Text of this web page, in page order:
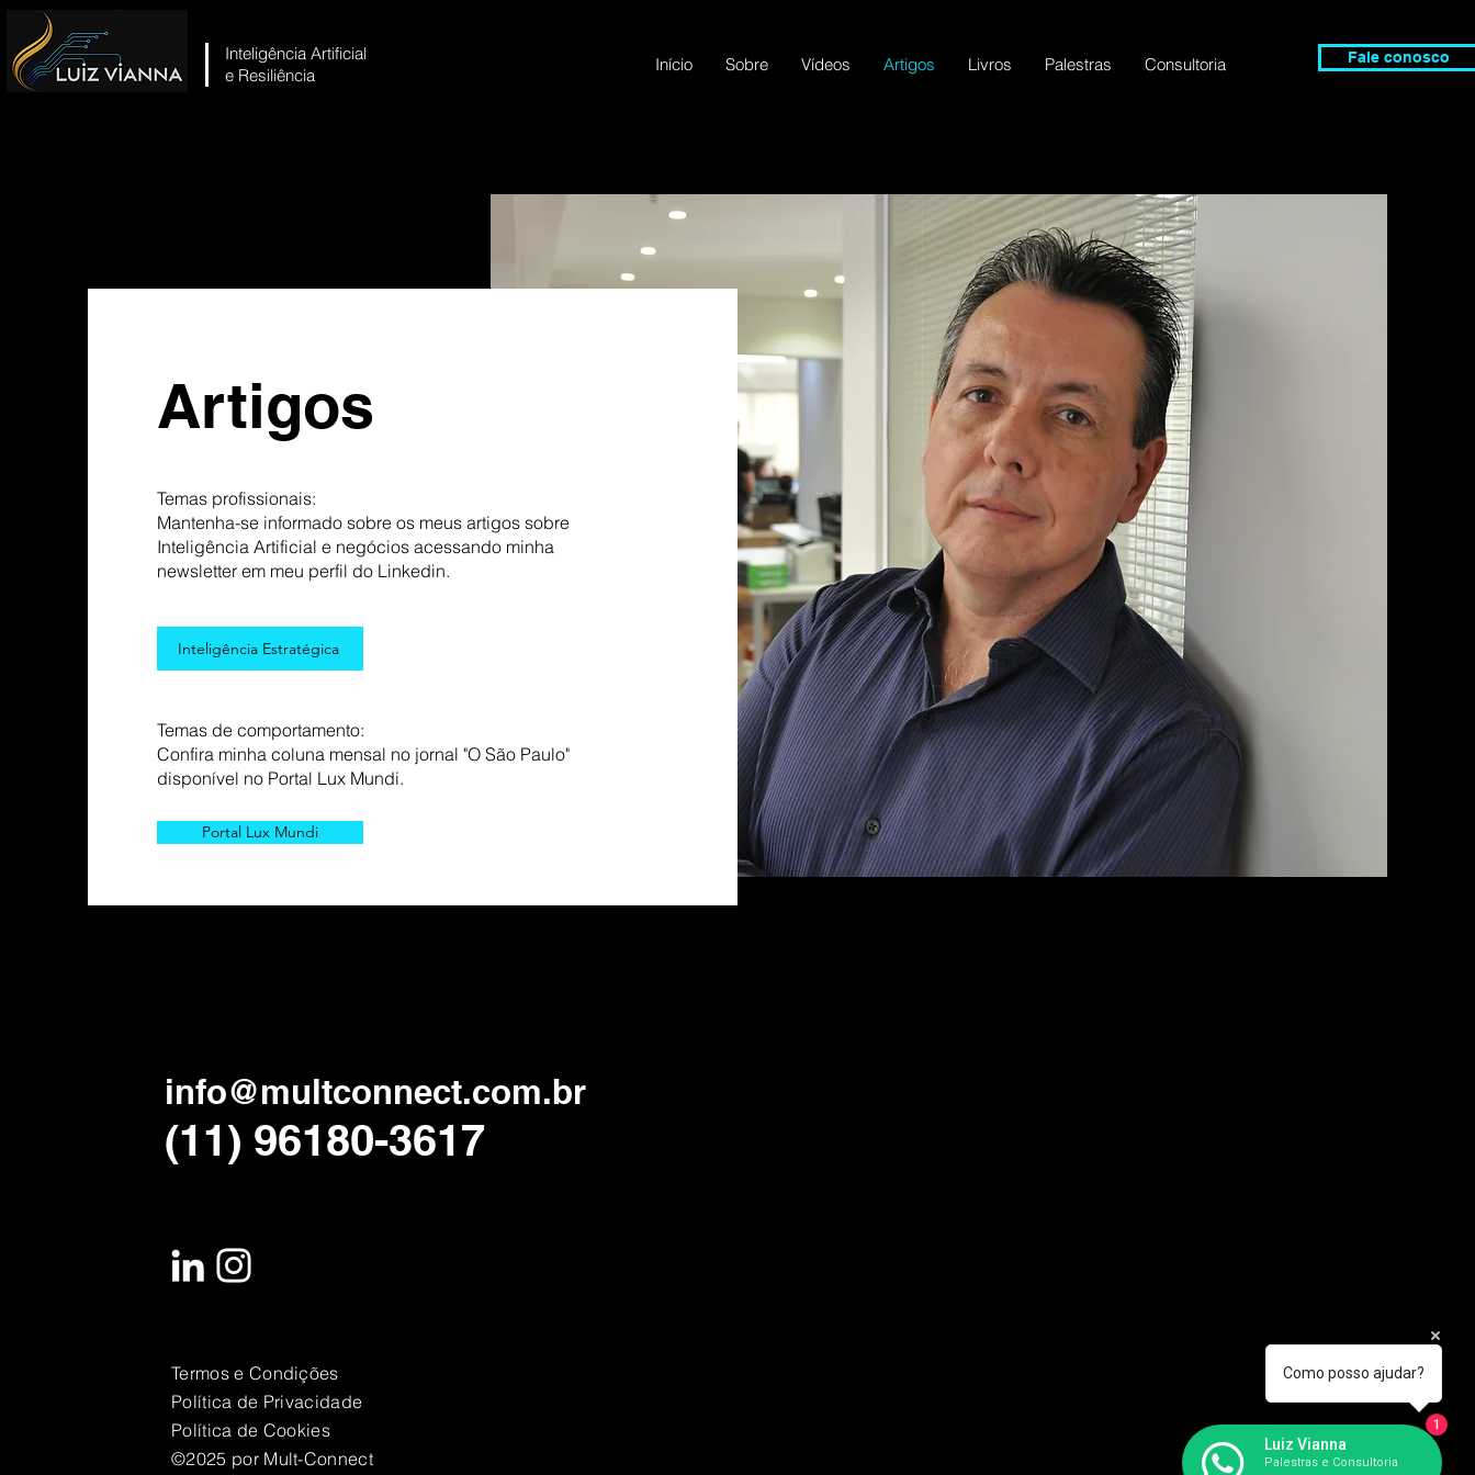
Inteligência Artificial
e Resiliência
Início Sobre Vídeos Artigos Livros Palestras Consultoria Fale conosco
Artigos
Temas profissionais:
Mantenha-se informado sobre os meus artigos sobre
Inteligência Artificial e negócios acessando minha
newsletter em meu perfil do Linkedin.
Inteligência Estratégica
Temas de comportamento:
Confira minha coluna mensal no jornal "O São Paulo"
disponível no Portal Lux Mundi.
Portal Lux Mundi
info@multconnect.com.br
(11) 96180-3617
Termos e Condições
Política de Privacidade
Política de Cookies
©2025 por Mult-Connect
Como posso ajudar?
Luiz Vianna
Palestras e Consultoria
1